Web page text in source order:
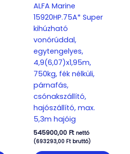
ALFA Marine
15920HP.75A* Super
kihúzható
vonórúddal,
egytengelyes,
4,9(6,07)x1,95m,
750kg, fék nélküli,
párnafás,
csónakszállító,
hajószállító, max.
5,3m hajóig
545900,00 Ft nettó
(693293,00 Ftbruttó)